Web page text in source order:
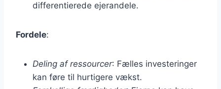
differentierede ejerandele.
Fordele:
Deling af ressourcer: Fælles investeringer
kan føre til hurtigere vækst.